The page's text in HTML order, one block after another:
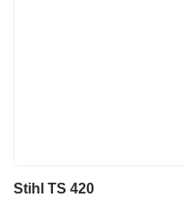
Stihl TS 420